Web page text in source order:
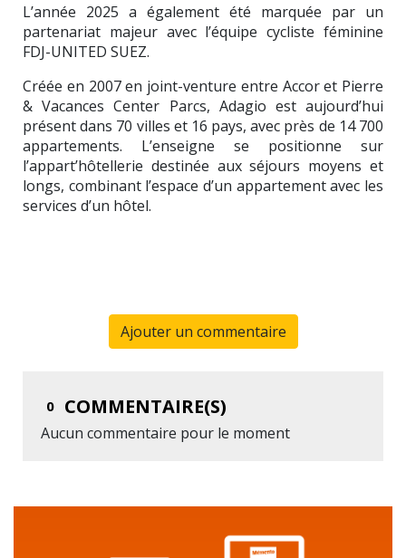
L’année 2025 a également été marquée par un
partenariat majeur avec l’équipe cycliste féminine
FDJ-UNITED SUEZ.
Créée en 2007 en joint-venture entre Accor et Pierre
& Vacances Center Parcs, Adagio est aujourd’hui
présent dans 70 villes et 16 pays, avec près de 14 700
appartements. L’enseigne se positionne sur
l’appart’hôtellerie destinée aux séjours moyens et
longs, combinant l’espace d’un appartement avec les
services d’un hôtel.
Ajouter un commentaire
0 COMMENTAIRE(S)
Aucun commentaire pour le moment